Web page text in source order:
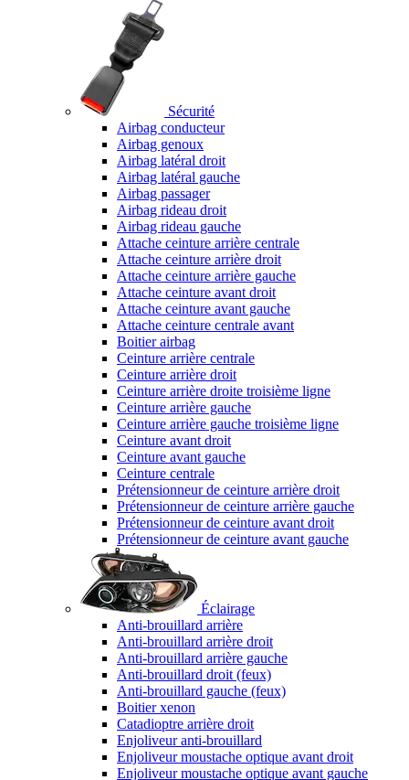
Sécurité
Airbag conducteur
Airbag genoux
Airbag latéral droit
Airbag latéral gauche
Airbag passager
Airbag rideau droit
Airbag rideau gauche
Attache ceinture arrière centrale
Attache ceinture arrière droit
Attache ceinture arrière gauche
Attache ceinture avant droit
Attache ceinture avant gauche
Attache ceinture centrale avant
Boitier airbag
Ceinture arrière centrale
Ceinture arrière droit
Ceinture arrière droite troisième ligne
Ceinture arrière gauche
Ceinture arrière gauche troisième ligne
Ceinture avant droit
Ceinture avant gauche
Ceinture centrale
Prétensionneur de ceinture arrière droit
Prétensionneur de ceinture arrière gauche
Prétensionneur de ceinture avant droit
Prétensionneur de ceinture avant gauche
Éclairage
Anti-brouillard arrière
Anti-brouillard arrière droit
Anti-brouillard arrière gauche
Anti-brouillard droit (feux)
Anti-brouillard gauche (feux)
Boitier xenon
Catadioptre arrière droit
Enjoliveur anti-brouillard
Enjoliveur moustache optique avant droit
Enjoliveur moustache optique avant gauche